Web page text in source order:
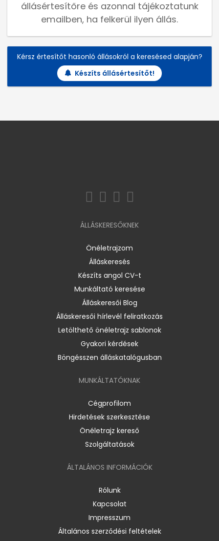
állásértesítőre és azonnal tájékoztatunk
emailben, ha felkerül ilyen állás.
Kérsz értesítőt hasonló állásokról a keresésed alapján?
Készíts állásértesítőt!
ÁLLÁSKERESŐKNEK
Önéletrajzom
Álláskeresés
Készíts angol CV-t
Munkáltató keresése
Álláskeresői Blog
Álláskeresői hírlevél feliratkozás
Letölthető önéletrajz sablonok
Gyakori kérdések
Böngésszen álláskatalógusban
MUNKÁLTATÓKNAK
Cégprofilom
Hirdetések szerkesztése
Önéletrajz kereső
Szolgáltatások
ÁLTALÁNOS INFORMÁCIÓK
Rólunk
Kapcsolat
Impresszum
Általános szerződési feltételek